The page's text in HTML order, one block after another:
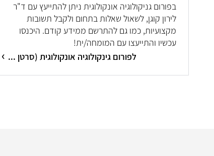
בפורום גניקולוגיה אונקולוגית ניתן להתייעץ עם ד"ר
לירון קוגן, לשאול שאלות בתחום ולקבל תשובות
מקצועיות, כמו גם להתרשם ממידע קודם. היכנסו
עכשיו והתייעצו עם המומחה/ית!
לפורום גינקולוגיה אונקולוגית (סרטן ...